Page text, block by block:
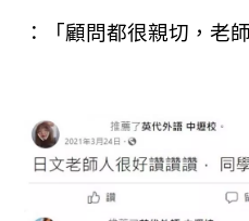
：「顧問都很親切，老